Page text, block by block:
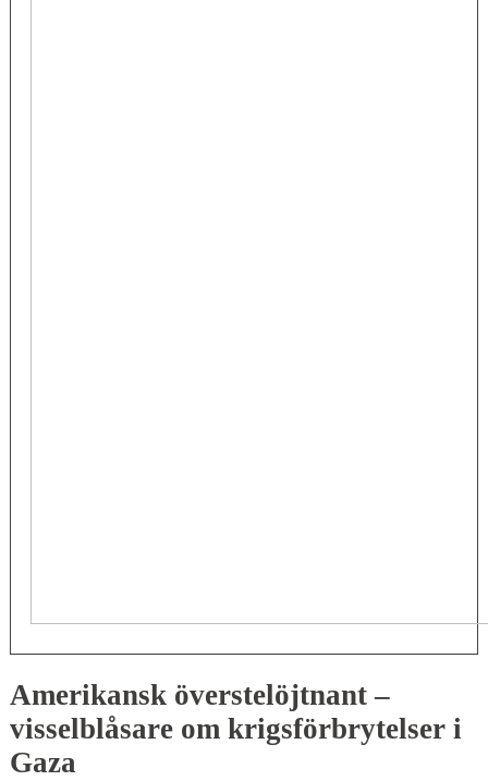
Amerikansk överstelöjtnant –
visselblåsare om krigsförbrytelser i
Gaza